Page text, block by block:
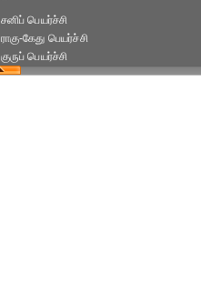
சனிப் பெயர்ச்சி
ராகு-கேது பெயர்ச்சி
குருப் பெயர்ச்சி